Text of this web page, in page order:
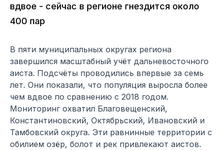
вдвое - сейчас в регионе гнездится около
400 пар
В пяти муниципальных округах региона
завершился масштабный учёт дальневосточного
аиста. Подсчёты проводились впервые за семь
лет. Они показали, что популяция выросла более
чем вдвое по сравнению с 2018 годом.
Мониторинг охватил Благовещенский,
Константиновский, Октябрьский, Ивановский и
Тамбовский округа. Эти равнинные территории с
обилием озёр, болот и рек привлекают аистов.